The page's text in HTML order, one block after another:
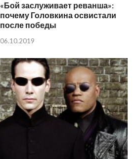
«Бой заслуживает реванша»:
почему Головкина освистали
после победы
06.10.2019